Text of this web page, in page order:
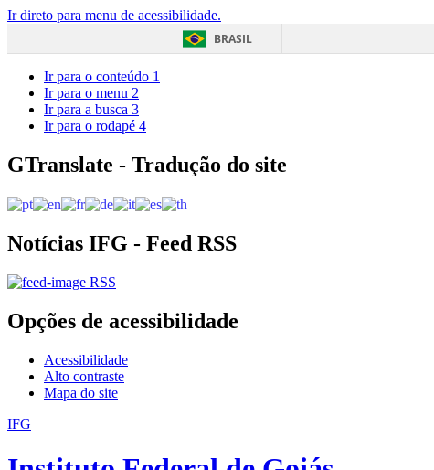
Ir direto para menu de acessibilidade.
BRASIL
Ir para o conteúdo 1
Ir para o menu 2
Ir para a busca 3
Ir para o rodapé 4
GTranslate - Tradução do site
Notícias IFG - Feed RSS
RSS
Opções de acessibilidade
Acessibilidade
Alto contraste
Mapa do site
IFG